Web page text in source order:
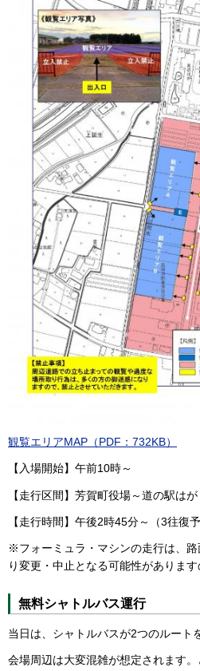
観覧エリアMAP（PDF：732KB）
【入場開始】午前10時～
【走行区間】芳賀町役場～道の駅はが
【走行時間】午後2時45分～（3往復予
※フォーミュラ・マシンの走行は、
り変更・中止となる可能性があります
無料シャトルバス運行
当日は、シャトルバスが2つのルート
会場周辺は大変混雑が想定されます